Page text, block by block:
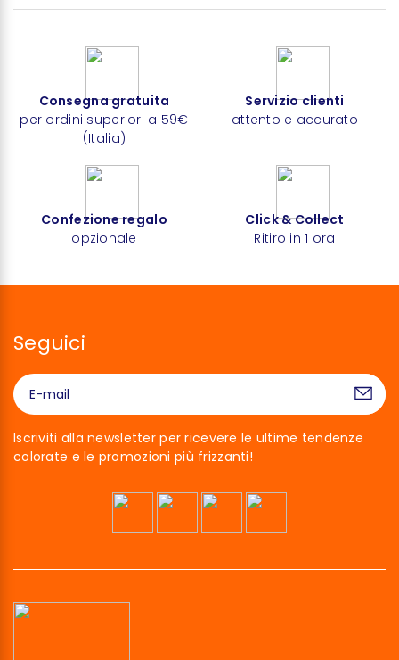
Consegna gratuita
per ordini superiori a 59€
(Italia)
Servizio clienti
attento e accurato
Confezione regalo
opzionale
Click & Collect
Ritiro in 1 ora
Seguici
Iscriviti alla newsletter per ricevere le ultime tendenze
colorate e le promozioni più frizzanti!